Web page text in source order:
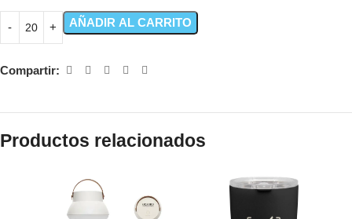
AÑADIR AL CARRITO
Compartir:
Productos relacionados